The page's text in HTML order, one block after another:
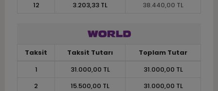
12
3.203,33 TL 38.440,00 TL
Taksit Taksit Tutarı
Toplam Tutar
1
31.000,00 TL
31.000,00 TL
2
15.500,00 TL
31.000,00 TL